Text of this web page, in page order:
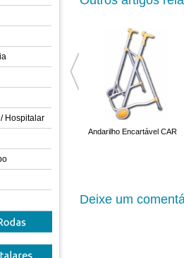
Hospitalar
Delta Andarilho Encartável CAR
Deixe um